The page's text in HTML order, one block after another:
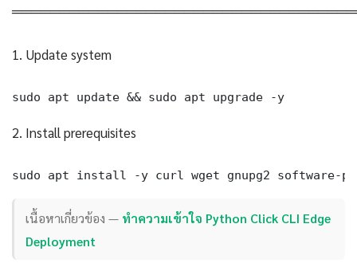
1. Update system
sudo apt update && sudo apt upgrade -y
2. Install prerequisites
sudo apt install -y curl wget gnupg2 software-
เนื้อหาเกี่ยวข้อง — ทำความเข้าใจ Python Click CLI Edge
Deployment